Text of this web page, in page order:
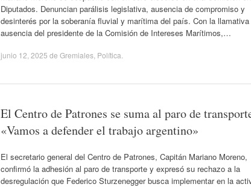
Diputados. Denuncian parálisis legislativa, ausencia de compromiso y
desinterés por la soberanía fluvial y marítima del país. Con la llamativa
ausencia del presidente de la Comisión de Intereses Marítimos,…
junio 12, 2025 de Gremiales Política
El Centro de Patrones se suma al paro de
«Vamos a defender el trabajo argentino»
El secretario general del Centro de Patrones, Capitán Mariano Moreno,
confirmó la adhesión al paro de transporte y expresó su rechazo a la
desregulación que Federico Sturzenegger busca implementar en la